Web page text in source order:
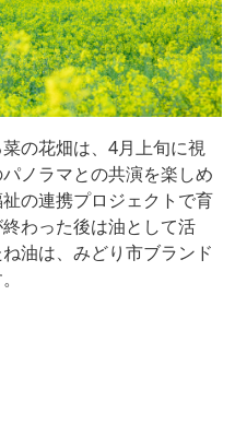
の花畑は、4月上旬に視
ノラマとの共演を楽しめ
の連携プロジェクトで育
わった後は油として活
油は、みどり市ブランド